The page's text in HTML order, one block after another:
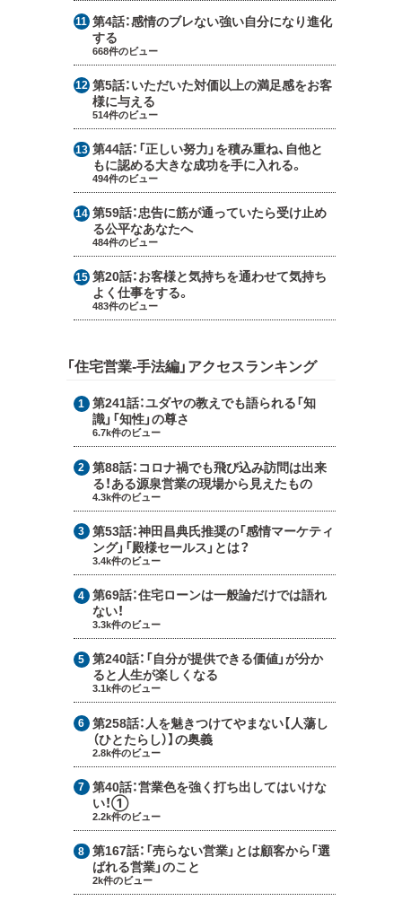
第4話：感情のブレない強い自分になり進化
する
668件のビュー
第5話：いただいた対価以上の満足感をお客
様に与える
514件のビュー
第44話： 「正しい努力」を積み重ね、自他と
もに認める大きな成功を手に入れる。
494件のビュー
第59話：忠告に筋が通っていたら受け止め
る公平なあなたへ
484件のビュー
第20話：お客様と気持ちを通わせて気持ち
よく仕事をする。
483件のビュー
「住宅営業-手法編」アクセスランキング
第241話：ユダヤの教えでも語られる「知
識」「知性」の尊さ
6.7k件のビュー
第88話： コロナ禍でも飛び込み訪問は出来
る！ある源泉営業の現場から見えたもの
4.3k件のビュー
第53話：神田昌典氏推奨の「感情マーケティ
ング」「殿様セールス」とは？
3.4k件のビュー
第69話：住宅ローンは一般論だけでは語れ
ない！
3.3k件のビュー
第240話： 「自分が提供できる価値」が分か
ると人生が楽しくなる
3.1k件のビュー
第258話： 人を魅きつけてやまない【人蕩し
（ひとたらし）】の奥義
2.8k件のビュー
第40話：営業色を強く打ち出してはいけな
い！①
2.2k件のビュー
第167話： 「売らない営業」とは顧客から「選
ばれる営業」のこと
2k件のビュー